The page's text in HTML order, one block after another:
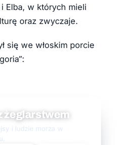
Elba, w których mieli
oraz zwyczaje.
się we włoskim porcie
żeglarstwem
i ludzie morza w